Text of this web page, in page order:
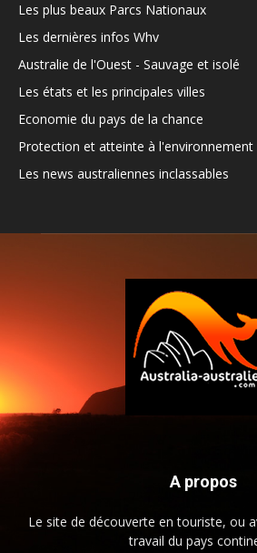
Les plus beaux Parcs Nationaux
Les dernières infos Whv
Australie de l'Ouest - Sauvage et isolé
Les états et les principales villes
Economie du pays de la chance
Protection et atteinte à l'environnement
Les news australiennes inclassables
A propos
Le site de découverte en touriste, ou
travail du pays